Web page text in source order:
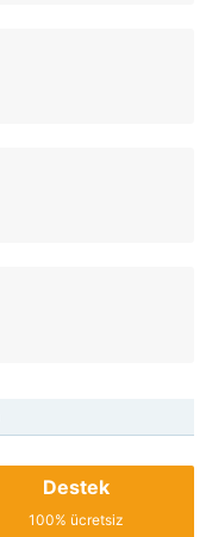
Destek
100% ücretsiz